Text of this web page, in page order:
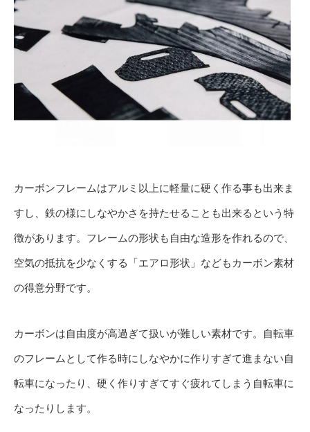
カーボンフレームはアルミ以上に軽量に硬く作る事も出来ま
すし、鉄の様にしなやかさを持たせることも出来るという特
徴があります。フレームの形状も自由な造形を作れるので、
空気の抵抗を少なくする「エアロ形状」などもカーボン素材
の得意分野です。
カーボンは自由度が高過ぎて扱いが難しい素材です。自転車
のフレームとして作る時にしなやかに作りすぎて進まない自
転車になったり、硬く作りすぎてすぐ疲れてしまう自転車に
なったりします。